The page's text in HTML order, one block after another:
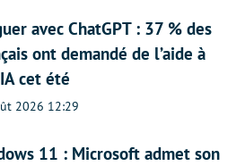
avec ChatGPT : 37 % des
ont demandé de l’aide à
cet été
2026 12:29
11 : Microsoft admet son